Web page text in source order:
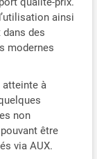
sur le
voiture.
③
intégré.
: cette
ainsi
des
modernes
à
non
être
via AUX.